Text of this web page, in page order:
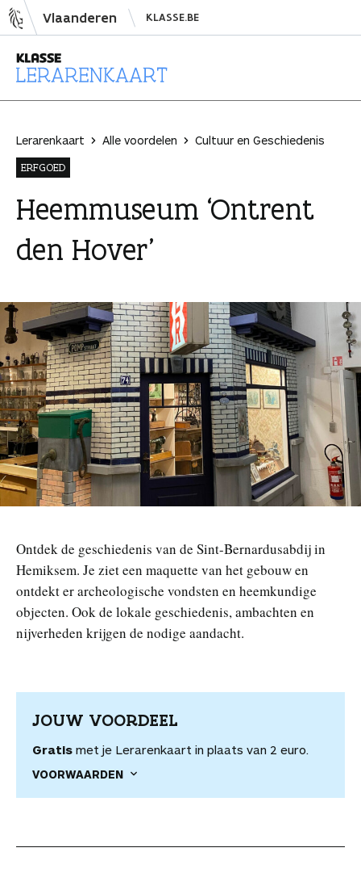
N
a
n
g
e
n
Vlaanderen KLASSE.BE
r
a
r
e
n
k
a
r
Lerarenkaart Alle voordelen
Cultuur en Geschiedenis
ERFGOED
Heemmuseum ‘Ontrent
den Hover’
Ontdek de geschiedenis van de Sint-Bernardusabdij in
Hemiksem. Je ziet een maquette van het gebouw en
ontdekt er archeologische vondsten en heemkundige
objecten. Ook de lokale geschiedenis, ambachten en
nijverheden krijgen de nodige aandacht.
JOUW VOORDEEL
Gratis met je Lerarenkaart in plaats van 2 euro.
VOORWAARDEN